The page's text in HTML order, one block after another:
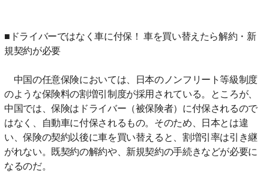
■ドライバーではなく車に付保！ 車を買い替えたら解約・新
規契約が必要
中国の任意保険においては、日本のノンフリート等級制度
のような保険料の割増引制度が採用されている。ところが、
中国では、保険はドライバー（被保険者）に付保されるので
はなく、自動車に付保されるもの。そのため、日本とは違
い、保険の契約以後に車を買い替えると、割増引率は引き継
がれない。既契約の解約や、新規契約の手続きなどが必要に
なるのだ。